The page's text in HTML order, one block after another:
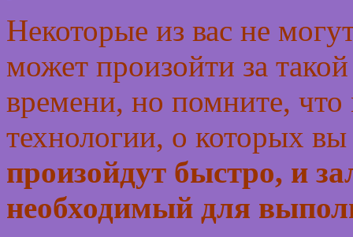
Некоторые из вас не
может произойти за
времени, но помните,
технологии, о которых
произойдут быстро, и
необходимый для